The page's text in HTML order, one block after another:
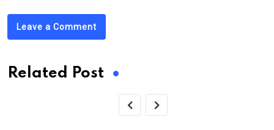
Leave a Comment
Related Post